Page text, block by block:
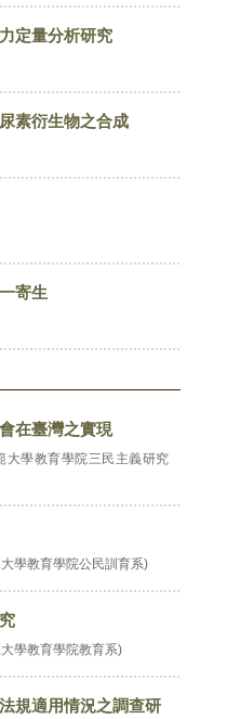
定量分析研究
素衍生物之合成
寄生
在臺灣之實現
大學教育學院三民主義研究
學教育學院公民訓育系)
學教育學院教育系)
規適用情況之調查研